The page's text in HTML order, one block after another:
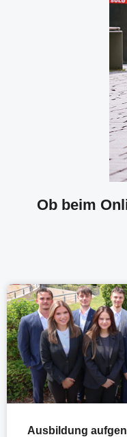
Ob beim
Ausbildung